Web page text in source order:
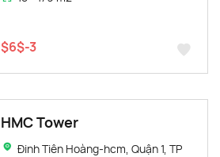
$6$-3
HMC Tower
Đinh Tiên Hoàng-hcm, Quận 1, TP